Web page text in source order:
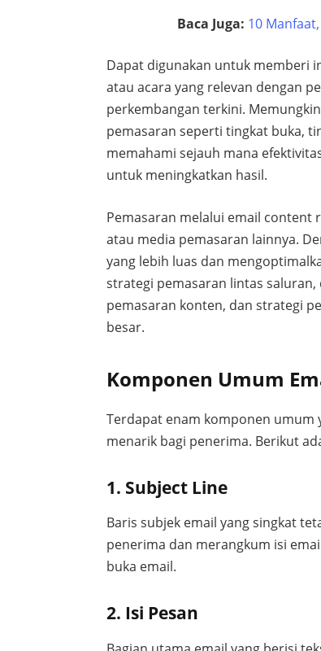
Baca Juga: 10
Dapat digunakan untuk memberi
atau acara yang relevan dengan
perkembangan terkini.
pemasaran seperti tingkat buka,
memahami sejauh mana
untuk meningkatkan hasil.
Pemasaran melalui email
atau media pemasaran lainnya.
yang lebih luas dan
strategi pemasaran lintas
pemasaran konten, dan strategi
besar.
Komponen Umum
Terdapat enam komponen umum
menarik bagi penerima. Berikut
1. Subject Line
Baris subjek email yang singkat
penerima dan merangkum isi
buka email.
2. Isi Pesan